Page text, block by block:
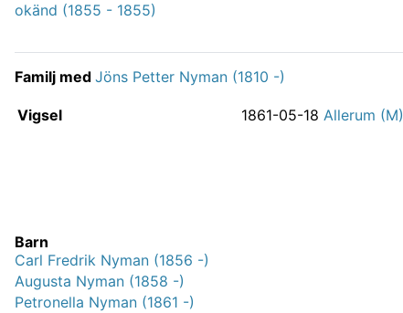
okänd (1855 - 1855)
Familj med Jöns Petter Nyman (1810 -)
Vigsel 1861-05-18 Allerum (M)
Barn
Carl Fredrik Nyman (1856 -)
Augusta Nyman (1858 -)
Petronella Nyman (1861 -)